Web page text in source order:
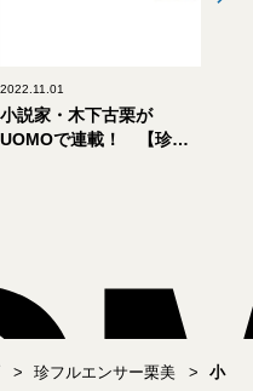
2022.11.01
小説家・木下古栗が
UOMOで連載！ 【珍フ
珍フルエンサー栗美
小